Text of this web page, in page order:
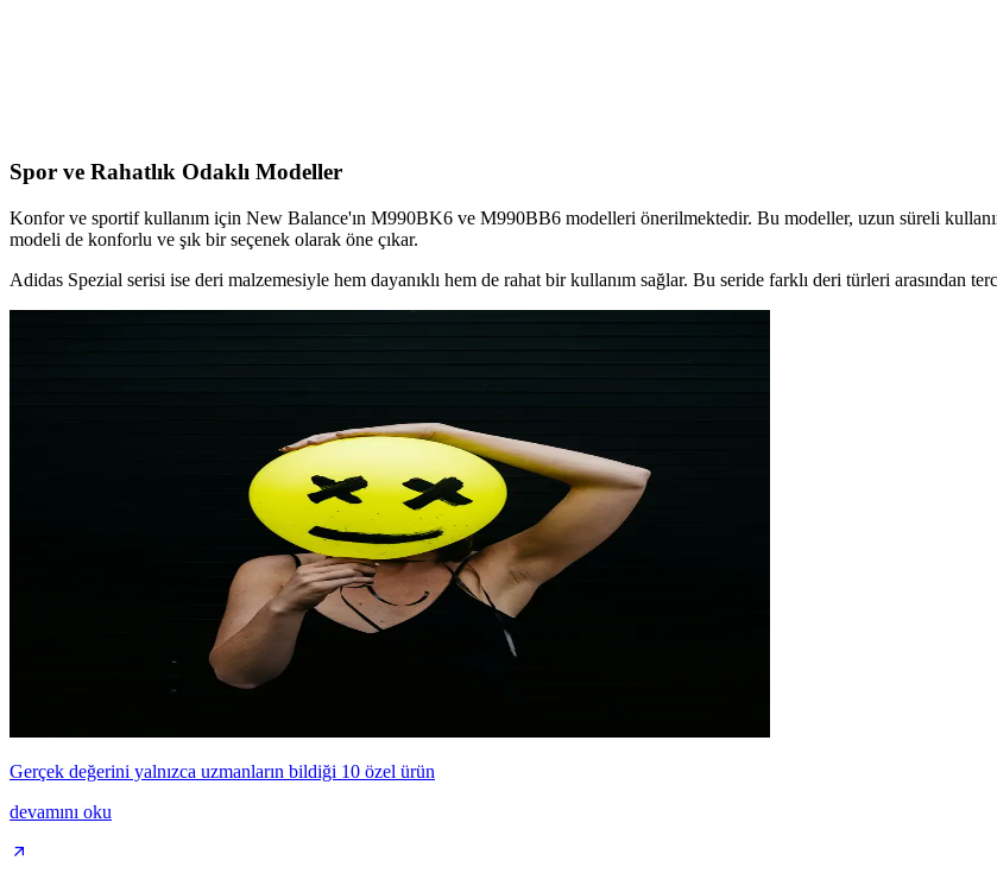
Spor ve Rahatlık Odaklı Modeller
Konfor ve sportif kullanım için New Balance'ın M990BK6 ve M990BB6 modelleri önerilmektedir. Bu modeller, uzun süreli
modeli de konforlu ve şık bir seçenek olarak öne çıkar.
Adidas Spezial serisi ise deri malzemesiyle hem dayanıklı hem de rahat bir kullanım sağlar. Bu seride farklı deri türleri arasından
Gerçek değerini yalnızca uzmanların bildiği 10 özel ürün
devamını oku